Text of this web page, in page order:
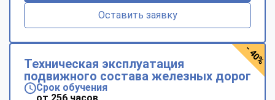
Оставить заявку
Техническая эксплуатация
подвижного состава железных дорог
Срок обучения
- 40%